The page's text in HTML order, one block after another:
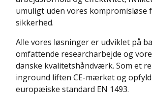
umuligt uden vores kompromisløse
sikkerhed.
Alle vores løsninger er udviklet på
omfattende researcharbejde og
danske kvalitetshåndværk. Som et
inground liften CE-mærket og
europæiske standard EN 1493.